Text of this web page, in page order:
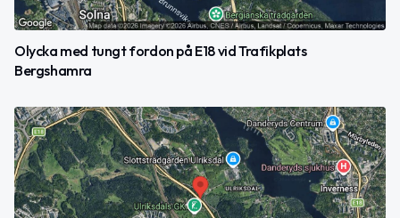
Olycka med tungt fordon på E18 vid Trafikplats
Bergshamra